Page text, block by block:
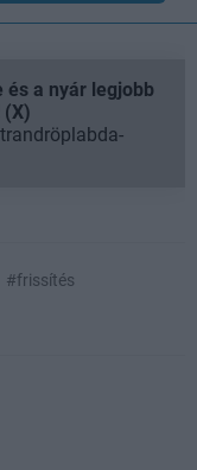
és a nyár legjobb
(X)
#frissítés